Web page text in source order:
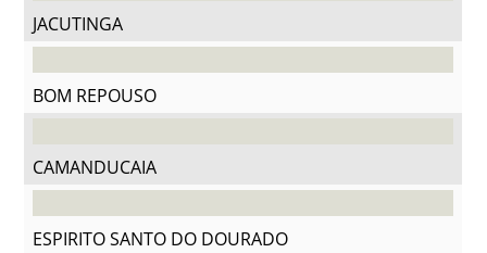
JACUTINGA
BOM REPOUSO
CAMANDUCAIA
ESPIRITO SANTO DO DOURADO